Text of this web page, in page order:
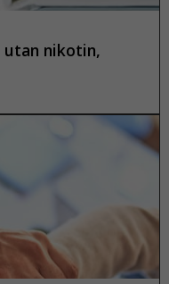
utan nikotin,